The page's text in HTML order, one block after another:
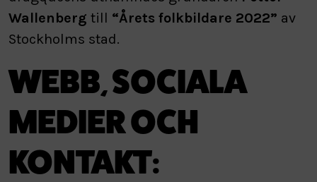
Wallenberg till “Årets folkbildare 2022” av
Stockholms stad.
WEBB, SOCIALA
MEDIER OCH
KONTAKT: